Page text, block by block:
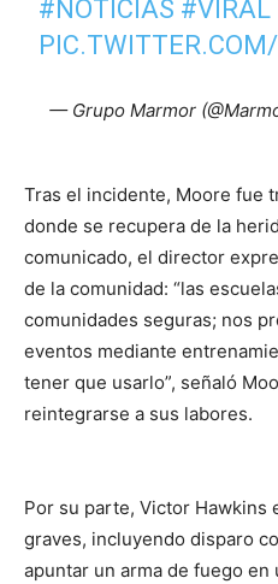
#NOTICIAS #VIRAL
— Grupo Marmor
Tras el incidente, Moore fue
donde se recupera de la
comunicado, el director
de la comunidad: “las
comunidades seguras; nos
eventos mediante
tener que usarlo”, señaló
reintegrarse a sus labores.
Por su parte, Victor Hawkins
graves, incluyendo disparo
apuntar un arma de fuego en